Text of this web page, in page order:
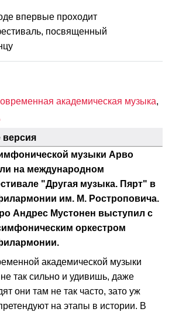
впервые проходит
посвященный
академическая музыка,
версия
музыки Арво
на международном
"Другая музыка. Пярт" в
им. М. Ростроповича.
Андрес Мустонен выступил с
оркестром
академической музыки
так сильно и удивишь, даже
они там не так часто, зато уж
на этапы в истории. В